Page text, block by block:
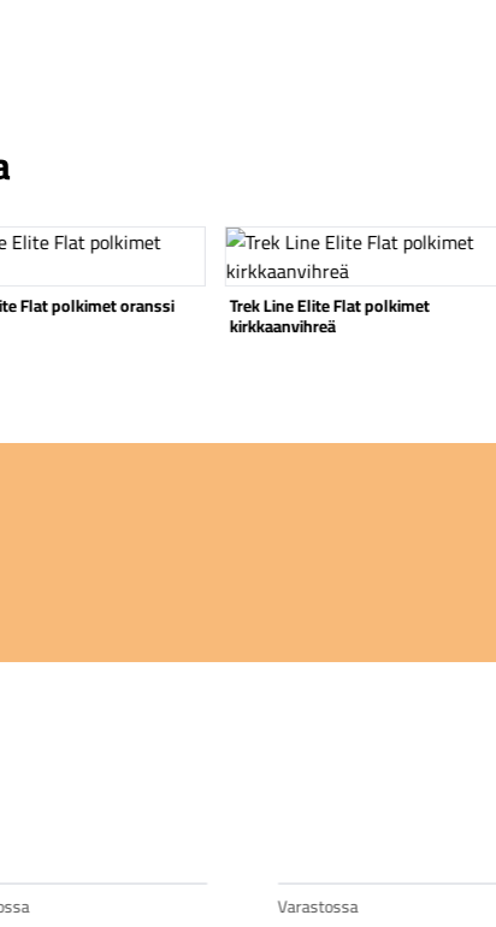
Flat polkimet oranssi
Katso tuote
Trek Line Elite Flat polkimet
kirkkaanvihreä
Varastossa